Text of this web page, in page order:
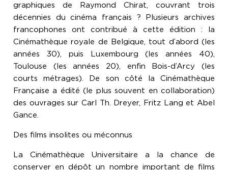
graphiques de Raymond Chirat, couvrant trois
décennies du cinéma français ? Plusieurs archives
francophones ont contribué à cette édition : la
Cinémathèque royale de Belgique, tout d’abord (les
années 30), puis Luxembourg (les années 40),
Toulouse (les années 20), enfin Bois-d’Arcy (les
courts métrages). De son côté la Cinémathèque
Française a édité (le plus souvent en collaboration)
des ouvrages sur Carl Th. Dreyer, Fritz Lang et Abel
Gance.
Des films insolites ou méconnus
La Cinémathèque Universitaire a la chance de
conserver en dépôt un nombre important de films